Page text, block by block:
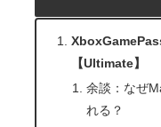
【Ultimate
余談：なぜ
れる？